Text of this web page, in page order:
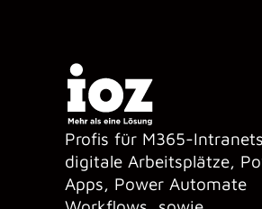
Profis für M365-
digitale Arbeitsplätze,
Apps, Power Automate